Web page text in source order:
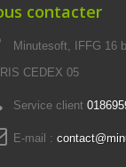
contacter
Minutesoft, IFFG 16
CEDEX 05
Service client
E-mail :